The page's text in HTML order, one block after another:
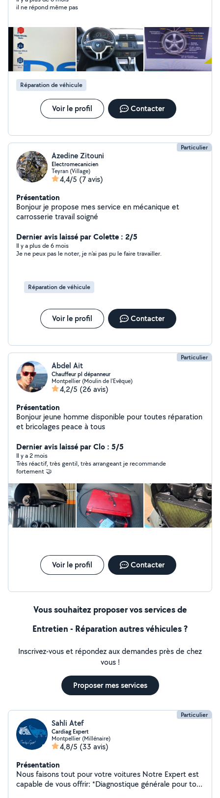
il ne répond même pas
Réparation de véhicule
Voir le profil Contacter
Particulier
Azedine Zitouni
Electromecanicien
Teyran (Village)
4,4/5 (7 avis)
Présentation
Bonjour je propose mes service en mécanique et
carrosserie travail soigné
Dernier avis laissé par Colette : 2/5
Il y a plus de 6 mois
Je ne peux pas le noter, je n’ai pas pu le faire travailler.
Réparation de véhicule
Voir le profil Contacter
Particulier
Abdel Ait
Chauffeur pl dépanneur
Montpellier (Moulin de l'Evêque)
4,2/5 (26 avis)
Présentation
Bonjour jeune homme disponible pour toutes réparation
et bricolages peace à tous
Dernier avis laissé par Clo : 5/5
Il y a 2 mois
Très réactif, très gentil, très arrangeant je recommande
fortement 🤝
Voir le profil Contacter
Vous souhaitez proposer vos services de
Entretien - Réparation autres véhicules ?
Inscrivez-vous et répondez aux demandes près de chez
vous !
Proposer mes services
Particulier
Sahli Atef
Cardiag Expert
Montpellier (Millénaire)
4,8/5 (33 avis)
Présentation
Nous faisons tout pour votre voitures Notre Expert est
capable de vous offrir: *Diagnostique générale pour tous